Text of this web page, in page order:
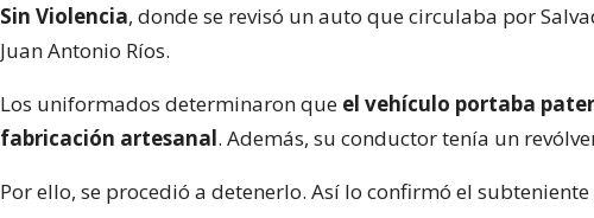
Sin Violencia, donde se revisó un auto que circulaba por
Juan Antonio Ríos.
Los uniformados determinaron que el vehículo portaba
fabricación artesanal. Además, su conductor tenía un
Por ello, se procedió a detenerlo. Así lo confirmó el